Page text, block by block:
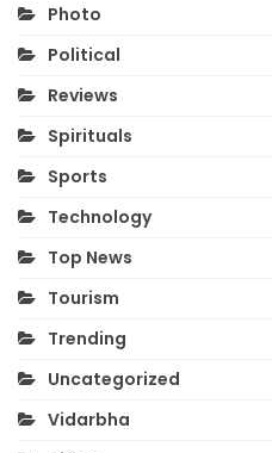
Photo
Political
Reviews
Spirituals
Sports
Technology
Top News
Tourism
Trending
Uncategorized
Vidarbha